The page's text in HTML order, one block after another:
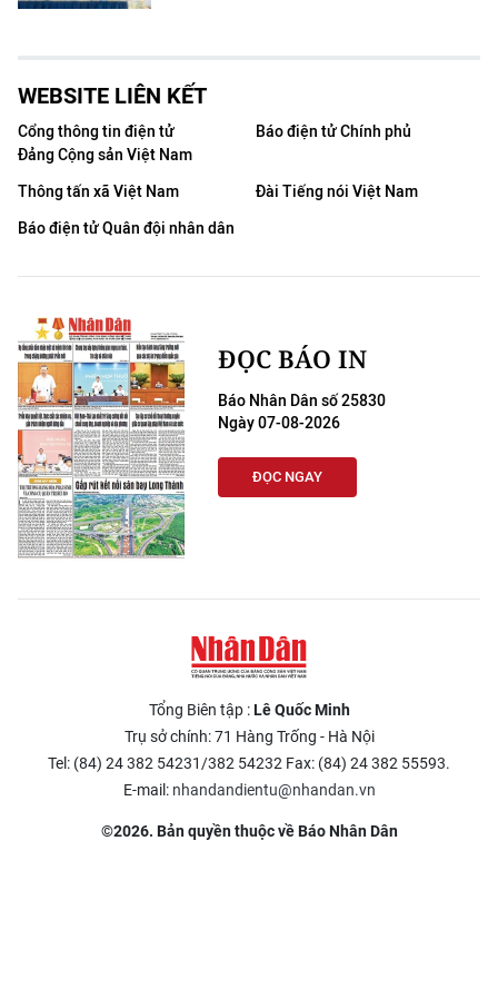
WEBSITE LIÊN KẾT
Cổng thông tin điện tử
Đảng Cộng sản Việt Nam
Báo điện tử Chính phủ
Thông tấn xã Việt Nam
Đài Tiếng nói Việt Nam
Báo điện tử Quân đội nhân dân
ĐỌC BÁO IN
Báo Nhân Dân số 25830
Ngày 07-08-2026
ĐỌC NGAY
Tổng Biên tập :Lê Quốc Minh
Trụ sở chính: 71 Hàng Trống - Hà Nội
Tel: (84) 24 382 54231/382 54232 Fax: (84) 24 382 55593.
E-mail: nhandandientu@nhandan.vn
©2026. Bản quyền thuộc về Báo Nhân Dân